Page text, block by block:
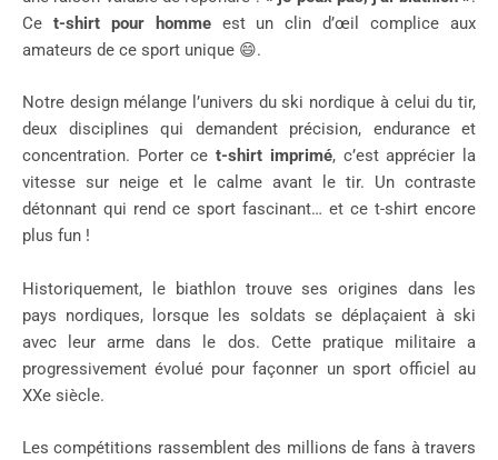
Ce t-shirt pour hommeest un clin d’œil complice aux
amateurs de ce sport unique 😄.
Notre design mélange l’univers du ski nordique à celui du tir,
deux disciplines qui demandent précision, endurance et
concentration. Porter cet-shirt imprimé, c’est apprécier la
vitesse sur neige et le calme avant le tir. Un contraste
détonnant qui rend ce sport fascinant… et ce t-shirt encore
plus fun !
Historiquement, le biathlon trouve ses origines dans les
pays nordiques, lorsque les soldats se déplaçaient à ski
avec leur arme dans le dos. Cette pratique militaire a
progressivement évolué pour façonner un sport officiel au
XXe siècle.
Les compétitions rassemblent des millions de fans à travers